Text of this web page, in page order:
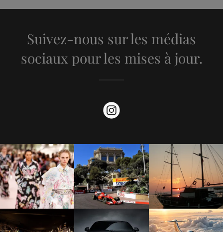
Suivez-nous sur les médias
sociaux pour les mises à jour.